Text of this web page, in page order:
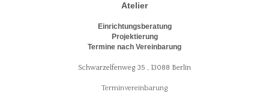
Atelier
Einrichtungsberatung
Projektierung
Termine nach Vereinbarung
Schwarzelfenweg 35 , 13088 Berlin
Terminvereinbarung